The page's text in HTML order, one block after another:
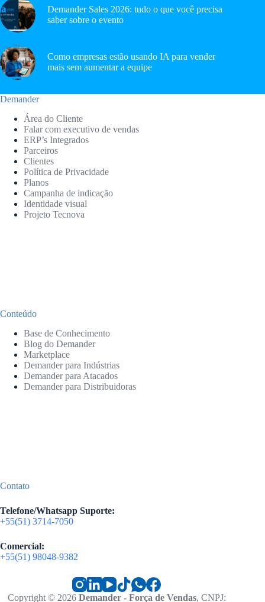
Demander Sales 2026: tudo o que você precisa
saber sobre o evento
Como empresas estão usando IA para vender
mais sem aumentar a equipe
Demander
Área do Cliente
Falar com executivo de vendas
ERP’s Integrados
Parceiros
Clientes
Política de Privacidade
Planos
Campanha de indicação
Identidade visual
Projeto Tecnova
Conteúdo
Base de Conhecimento
Blog do Demander
Marketplace
Demander para Indústrias
Demander para Atacados
Demander para Distribuidoras
Contato
Telefone/Whatsapp Suporte:
+55(51) 3714-7050
Comercial:
+55(51) 98048-9382
Copyright © 2026 Demander - Força de Vendas, CNPJ: